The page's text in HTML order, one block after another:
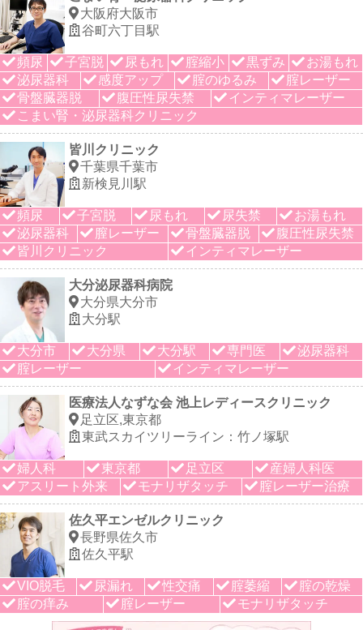
大阪府大阪市
谷町六丁目駅
頻尿 子宮脱 尿もれ 腟縮小 黒ずみ
お湯もれ
泌尿器科
感度アップ 腟のゆるみ
腟レーザー
骨盤臓器脱
腹圧性尿失禁
インティマレーザー
こまい腎・泌尿器科クリニック
皆川クリニック
千葉県千葉市
新検見川駅
頻尿 子宮脱 尿もれ 尿失禁
お湯もれ
泌尿器科
膣レーザー 骨盤臓器脱
腹圧性尿失禁
皆川クリニック
インティマレーザー
大分泌尿器科病院
大分県大分市
大分駅
大分市 大分県 大分駅 専門医
泌尿器科
腟レーザー
インティマレーザー
医療法人なずな会 池上レディースクリニック
足立区,東京都
東武スカイツリーライン：竹ノ塚駅
婦人科 東京都 足立区
産婦人科医
アスリート外来
モナリザタッチ 腟レーザー治療
佐久平エンゼルクリニック
長野県佐久市
佐久平駅
VIO脱毛 尿漏れ 性交痛 腟萎縮
腟の乾燥
腟の痒み
腟レーザー モナリザタッチ